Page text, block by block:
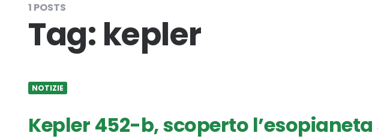
1 POSTS
Tag: kepler
NOTIZIE
Kepler 452-b, scoperto